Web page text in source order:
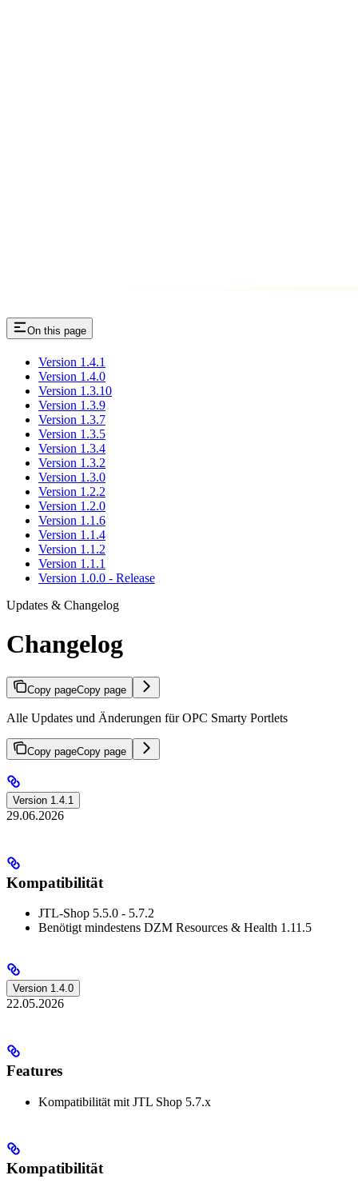
On this page
Version 1.4.1
Version 1.4.0
Version 1.3.10
Version 1.3.9
Version 1.3.7
Version 1.3.5
Version 1.3.4
Version 1.3.2
Version 1.3.0
Version 1.2.2
Version 1.2.0
Version 1.1.6
Version 1.1.4
Version 1.1.2
Version 1.1.1
Version 1.0.0 - Release
Updates & Changelog
Changelog
Copy pageCopy page
Alle Updates und Änderungen für OPC Smarty Portlets
Copy pageCopy page
Version 1.4.1
29.06.2026
Kompatibilität
JTL-Shop 5.5.0 - 5.7.2
Benötigt mindestens DZM Resources & Health 1.11.5
Version 1.4.0
22.05.2026
Features
Kompatibilität mit JTL Shop 5.7.x
Kompatibilität